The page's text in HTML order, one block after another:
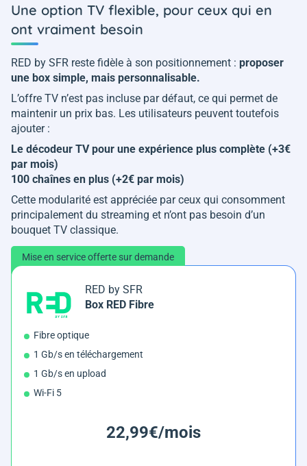
Une option TV flexible, pour ceux qui en
ont vraiment besoin
RED by SFR reste fidèle à son positionnement : proposer
une box simple, mais personnalisable.
L’offre TV n’est pas incluse par défaut, ce qui permet de
maintenir un prix bas. Les utilisateurs peuvent toutefois
ajouter :
Le décodeur TV pour une expérience plus complète (+3€
par mois)
100 chaînes en plus (+2€ par mois)
Cette modularité est appréciée par ceux qui consomment
principalement du streaming et n’ont pas besoin d’un
bouquet TV classique.
Mise en service offerte sur demande
RED by SFR
Box RED Fibre
Fibre optique
1 Gb/s en téléchargement
1 Gb/s en upload
Wi-Fi 5
22,99€/mois